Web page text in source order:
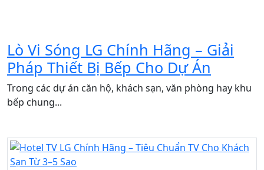
Lò Vi Sóng LG Chính Hãng – Giải
Pháp Thiết Bị Bếp Cho Dự Án
Trong các dự án căn hộ, khách sạn, văn phòng hay khu
bếp chung...